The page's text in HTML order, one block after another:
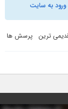
ورود به سایت
ترین پرسش ها